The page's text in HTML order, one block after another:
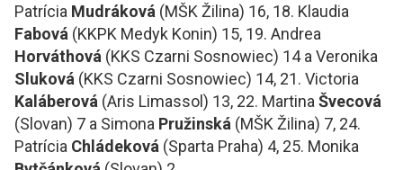
Patrícia Mudráková (MŠK Žilina) 16, 18. Klaudia
Fabová (KKPK Medyk Konin) 15, 19. Andrea
Horváthová (KKS Czarni Sosnowiec) 14 a Veronika
Sluková (KKS Czarni Sosnowiec) 14, 21. Victoria
Kaláberová (Aris Limassol) 13, 22. Martina Švecová
(Slovan) 7 a Simona Pružinská (MŠK Žilina) 7, 24.
Patrícia Chládeková (Sparta Praha) 4, 25. Monika